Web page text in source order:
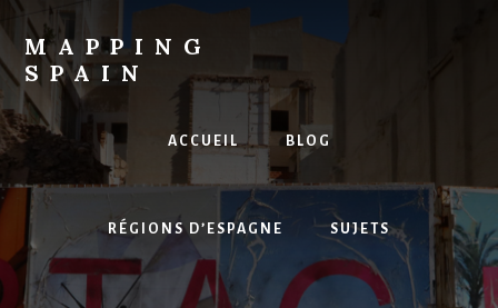
Skip
content
MAPPING
SPAIN
Everything
Spain!
ACCUEIL BLOG
RÉGIONS D’ESPAGNE SUJETS